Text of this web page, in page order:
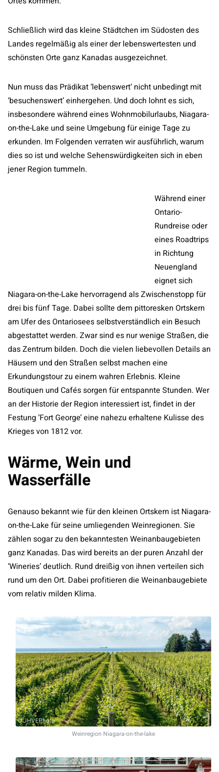
Schließlich wird das kleine Städtchen im Südosten des
Landes regelmäßig als einer der lebenswertesten und
schönsten Orte ganz Kanadas ausgezeichnet.
Nun muss das Prädikat ‘lebenswert’ nicht unbedingt mit
‘besuchenswert’ einhergehen. Und doch lohnt es sich,
insbesondere während eines Wohnmobilurlaubs, Niagara-
on-the-Lake und seine Umgebung für einige Tage zu
erkunden. Im Folgenden verraten wir ausführlich, warum
dies so ist und welche Sehenswürdigkeiten sich in eben
jener Region tummeln.
Während einer
Ontario-
Rundreise oder
eines Roadtrips
in Richtung
Neuengland
eignet sich
Niagara-on-the-Lake hervorragend als Zwischenstopp für
drei bis fünf Tage. Dabei sollte dem pittoresken Ortskern
am Ufer des Ontariosees selbstverständlich ein Besuch
abgestattet werden. Zwar sind es nur wenige Straßen, die
das Zentrum bilden. Doch die vielen liebevollen Details an
Häusern und den Straßen selbst machen eine
Erkundungstour zu einem wahren Erlebnis. Kleine
Boutiquen und Cafés sorgen für entspannte Stunden. Wer
an der Historie der Region interessiert ist, findet in der
Festung ‘Fort George’ eine nahezu erhaltene Kulisse des
Krieges von 1812 vor.
Wärme, Wein und
Wasserfälle
Genauso bekannt wie für den kleinen Ortskern ist Niagara-
on-the-Lake für seine umliegenden Weinregionen. Sie
zählen sogar zu den bekanntesten Weinanbaugebieten
ganz Kanadas. Das wird bereits an der puren Anzahl der
‘Wineries’ deutlich. Rund dreißig von ihnen verteilen sich
rund um den Ort. Dabei profitieren die Weinanbaugebiete
vom relativ milden Klima.
© JHVEPhoto
Weinregion Niagara-on-the-lake